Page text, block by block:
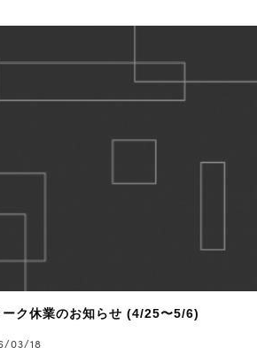
ク休業のお知らせ (4/25〜5/6)
03/18